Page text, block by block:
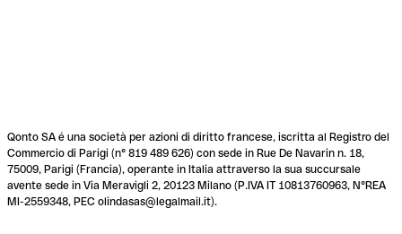
Qonto SA é una società per azioni di diritto francese, iscritta al Registro del
Commercio di Parigi (n° 819 489 626) con sede in Rue De Navarin n. 18,
75009, Parigi (Francia), operante in Italia attraverso la sua succursale
avente sede in Via Meravigli 2, 20123 Milano (P.IVA IT 10813760963, N°REA
MI-2559348, PEC olindasas@legalmail.it).